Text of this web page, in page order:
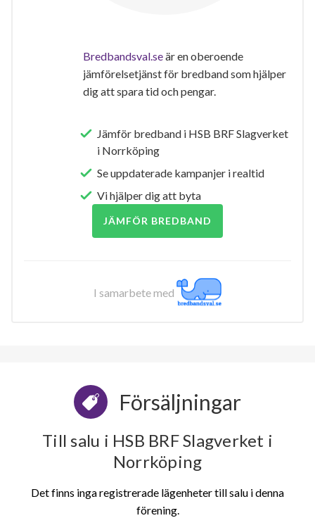
Bredbandsval.seär en oberoende
jämförelsetjänst för bredband som hjälper
dig att spara tid och pengar.
Jämför bredband i HSB BRF Slagverket
i Norrköping
Se uppdaterade kampanjer i realtid
Vi hjälper dig att byta
JÄMFÖR BREDBAND
I samarbete med
Försäljningar
Till salu i HSB BRF Slagverket i
Norrköping
Det finns inga registrerade lägenheter till salu i denna
förening.